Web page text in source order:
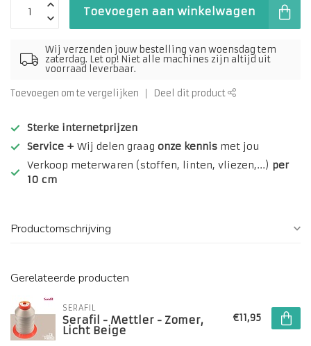
Toevoegen aan winkelwagen
Wij verzenden jouw bestelling van woensdag tem
zaterdag. Let op! Niet alle machines zijn altijd uit
voorraad leverbaar.
Toevoegen om te vergelijken Deel dit product
Sterke internetprijzen
Service + Wij delen graag onze kennis met jou
Verkoop meterwaren (stoffen, linten, vliezen,...) per
10 cm
Productomschrijving
Gerelateerde producten
SERAFIL
Serafil - Mettler - Zomer,
Licht Beige
€11,95